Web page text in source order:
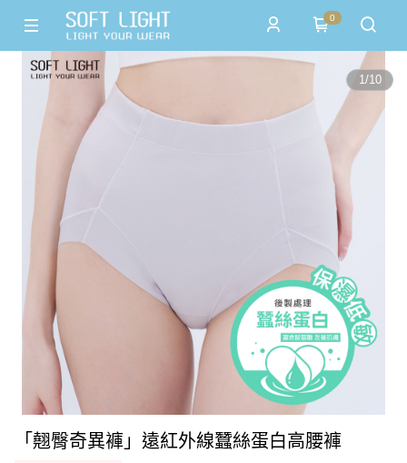
0
1/10
「翹臀奇異褲」遠紅外線蠶絲蛋白高腰褲